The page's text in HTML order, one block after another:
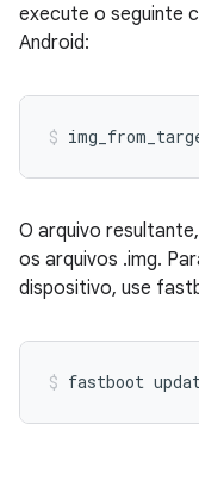
execute o seguinte
Android:
O arquivo resultante,
os arquivos .img.
dispositivo, use